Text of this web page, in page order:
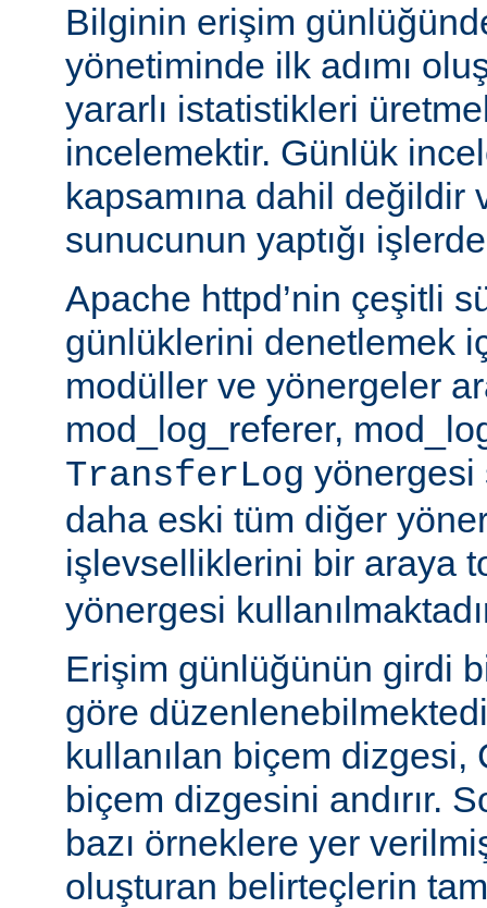
Bilginin erişim
yönetiminde ilk adımı
yararlı istatistikleri
incelemektir. Günlük
kapsamına dahil değildir
sunucunun yaptığı
Apache httpd’nin çeşitli
günlüklerini denetlemek
modüller ve yönergeler
mod_log_referer,
TransferLog yönergesi
daha eski tüm diğer
işlevselliklerini bir araya
yönergesi
Erişim günlüğünün girdi
göre
kullanılan biçem dizgesi,
biçem dizgesini andırır.
bazı örneklere yer
oluşturan belirteçlerin